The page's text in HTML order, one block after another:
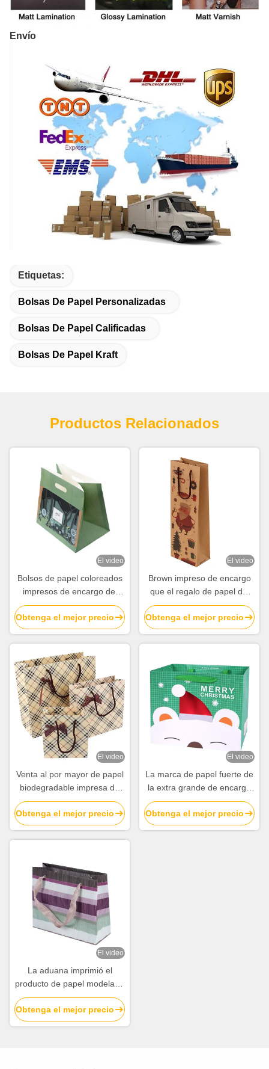
Envío
Etiquetas:
Bolsas De Papel Personalizadas
Bolsas De Papel Calificadas
Bolsas De Papel Kraft
Productos Relacionados
El video
Bolsos de papel coloreados
impresos de encargo del
almuerzo con la fábrica de
las manijas que corta con
tintas
Obtenga el mejor precio
El video
Brown impreso de encargo
que el regalo de papel del
vino de Kraft empaqueta con
algodón dirige a granel
Obtenga el mejor precio
El video
Venta al por mayor de papel
biodegradable impresa de
encargo de las bolsas con
Bowknot
Obtenga el mejor precio
El video
La marca de papel fuerte de
la extra grande de encargo
empaqueta la impresión del
coste con la laminación
brillante
Obtenga el mejor precio
El video
La aduana imprimió el
producto de papel modelado
creativo empaqueta las
bolsas de papel rayadas
Obtenga el mejor precio